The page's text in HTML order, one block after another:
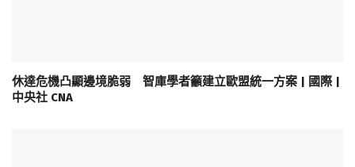
休達危機凸顯邊境脆弱 智庫學者籲建立歐盟統一方案 | 國際 |
中央社 CNA